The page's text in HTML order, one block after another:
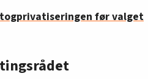
før valget